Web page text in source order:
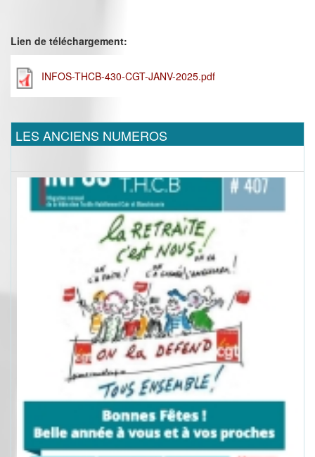
Lien de téléchargement:
INFOS-THCB-430-CGT-JANV-2025.pdf
LES ANCIENS NUMEROS